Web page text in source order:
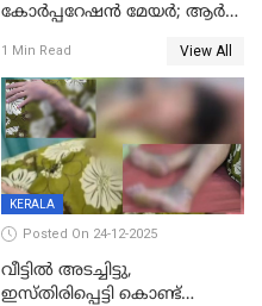
കോര്‍പ്പറേഷന്‍ മേയർ; ആര്‍
1 Min Read View All
KERALA
Posted On 24-12-2025
വീട്ടിൽ അടച്ചിട്ടു,
ഇസ്തിരിപ്പെട്ടി കൊണ്ട്